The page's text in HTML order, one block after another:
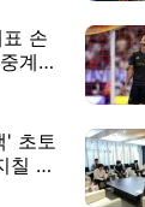
손
계진
달라
' 초토
칠 대
나